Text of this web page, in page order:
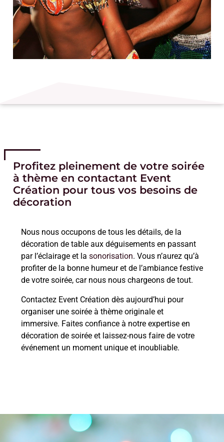
Profitez pleinement de votre soirée
à thème en contactant Event
Création pour tous vos besoins de
décoration
Nous nous occupons de tous les détails, de la
décoration de table aux déguisements en passant
par l’éclairage et la sonorisation. Vous n’aurez qu’à
profiter de la bonne humeur et de l’ambiance festive
de votre soirée, car nous nous chargeons de tout.
Contactez Event Création dès aujourd’hui pour
organiser une soirée à thème originale et
immersive. Faites confiance à notre expertise en
décoration de soirée et laissez-nous faire de votre
événement un moment unique et inoubliable.